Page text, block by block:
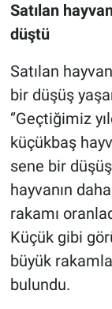
Satılan
düştü
Satılan
bir düşüş
‘’Geçtiğimiz
küçükbaş
sene bir
hayvanın
rakamı
Küçük gibi
büyük
bulundu.